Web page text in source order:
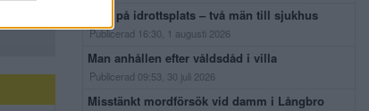
Bråk på idrottsplats – två män till sjukhus
Publicerad 16:30, 1 augusti 2026
Man anhållen efter våldsdåd i villa
Publicerad 09:53, 30 juli 2026
Misstänkt mordförsök vid damm i Långbro